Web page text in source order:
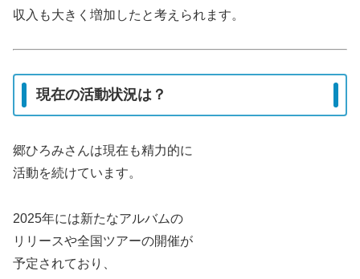
収入も大きく増加したと考えられます。
現在の活動状況は？
郷ひろみさんは現在も精力的に
活動を続けています。
2025年には新たなアルバムの
リリースや全国ツアーの開催が
予定されており、